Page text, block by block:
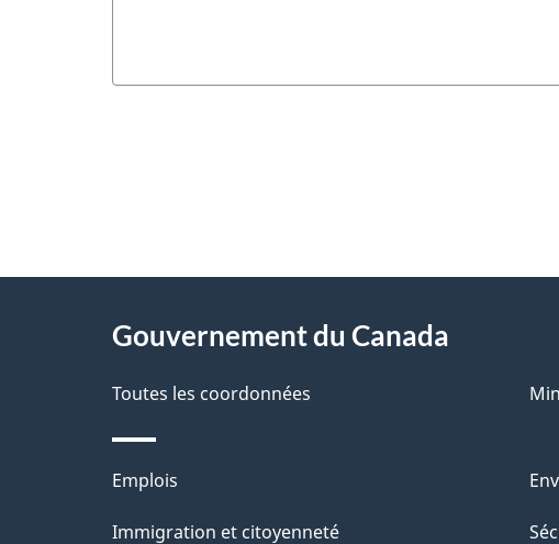
D
é
t
a
i
l
Gouvernement du Canada
Toutes les coordonnées
Thèmes
et
Emplois
Immigration et citoyenneté